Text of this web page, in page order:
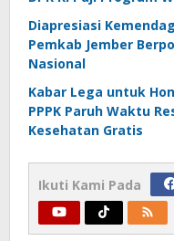
Diapresiasi
Pemkab Jember
Nasional
Kabar Lega untuk
PPPK Paruh Waktu
Kesehatan Gratis
Ikuti Kami Pada